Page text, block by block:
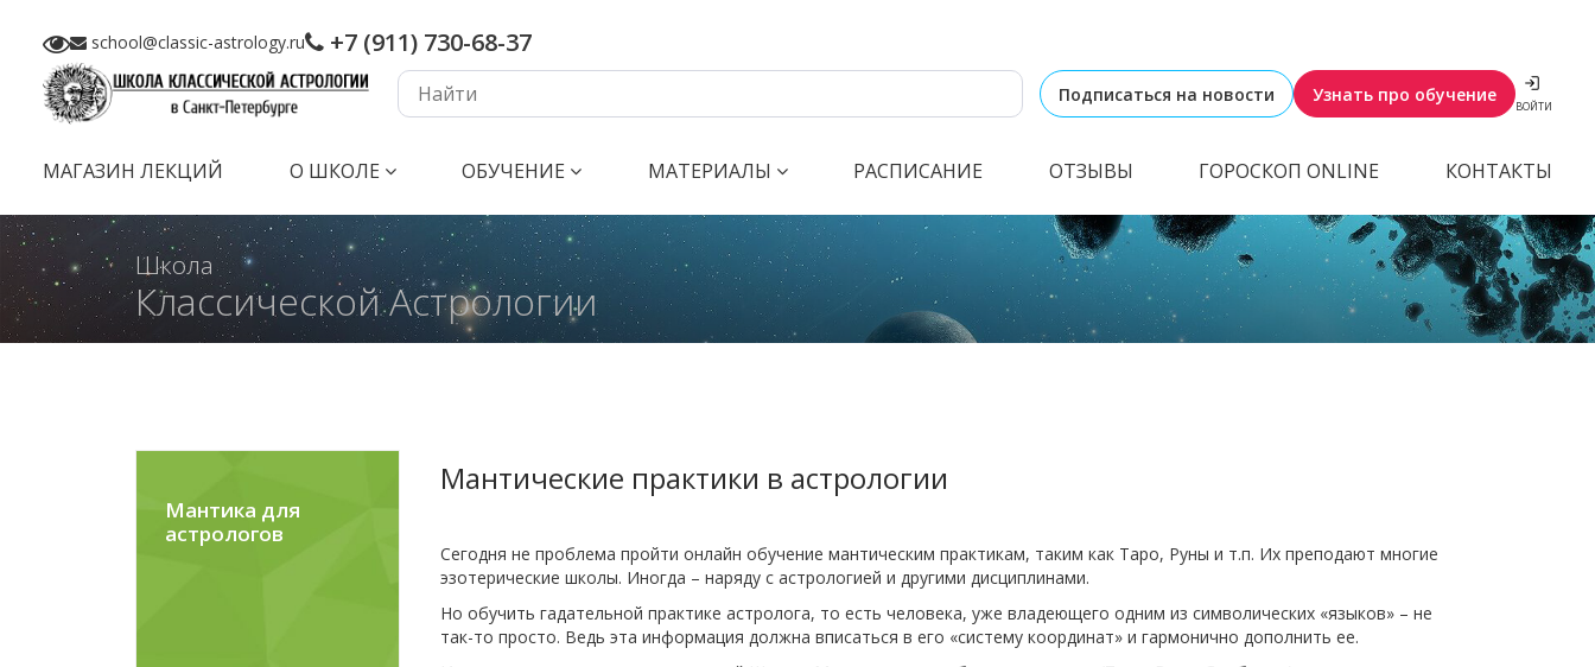
school@classic-astrology.ru +7 (911) 730-68-37
Подписаться на новости Узнать про обучение
ВОЙТИ
МАГАЗИН ЛЕКЦИЙ О ШКОЛЕ ОБУЧЕНИЕ МАТЕРИАЛЫ РАСПИСАНИЕ ОТЗЫВЫ ГОРОСКОП ONLINE КОНТАКТЫ
Школа
Классической Астрологии
Мантика для
астрологов
Мантические практики в астрологии
Сегодня не проблема пройти онлайн обучение мантическим практикам, таким как Таро, Руны и т.п. Их преподают многие
эзотерические школы. Иногда – наряду с астрологией и другими дисциплинами.
Но обучить гадательной практике астролога, то есть человека, уже владеющего одним из символических «языков» – не
так-то просто. Ведь эта информация должна вписаться в его «систему координат» и гармонично дополнить ее.